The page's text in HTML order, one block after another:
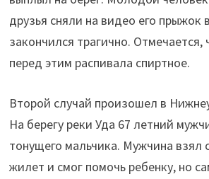
друзья сняли на видео его прыжок
закончился трагично. Отмечается,
перед этим распивала спиртное.
Второй случай произошел в
На берегу реки Уда 67 летний
тонущего мальчика. Мужчина взял
жилет и смог помочь ребенку, но